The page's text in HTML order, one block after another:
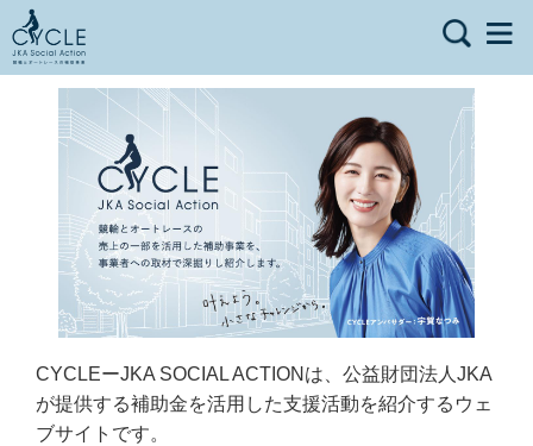
CYCLEーJKA SOCIAL ACTIONは、公益財団法人JKA
が提供する補助金を活用した支援活動を紹介するウェ
ブサイトです。